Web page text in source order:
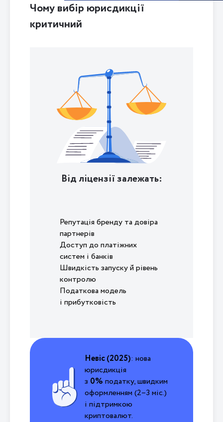
Чому вибір юрисдикції
критичний
Від ліцензії залежать:
Репутація бренду та довіра
партнерів
Доступ до платіжних
систем і банків
Швидкість запуску й рівень
контролю
Податкова модель
і прибутковість
Невіс (2025): нова
юрисдикція
з 0% податку, швидким
оформленням (2–3 міс.)
і підтримкою
криптовалют.